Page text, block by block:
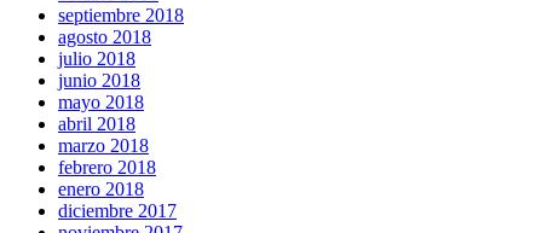
septiembre 2018
agosto 2018
julio 2018
junio 2018
mayo 2018
abril 2018
marzo 2018
febrero 2018
enero 2018
diciembre 2017